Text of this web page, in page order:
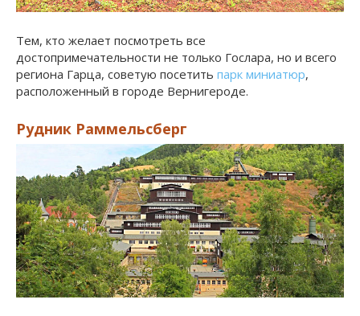
Тем, кто желает посмотреть все
достопримечательности не только Гослара, но и всего
региона Гарца, советую посетить парк миниатюр,
расположенный в городе Вернигероде.
Рудник Раммельсберг